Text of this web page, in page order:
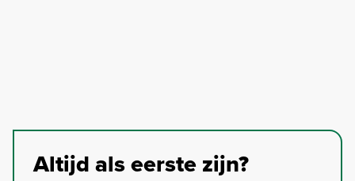
Altijd als eerste zijn?